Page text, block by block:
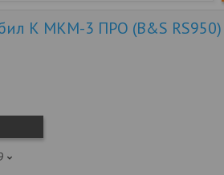
К МКМ-3 ПРО (B&S RS950)